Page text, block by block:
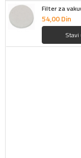
Filter za
54,00Din
Stavi